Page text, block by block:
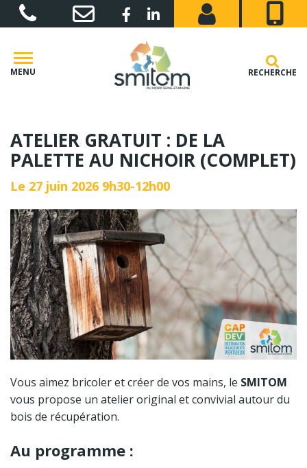
Gestion des traceurs
Lien vers le compte Facebook
Lien vers le compte Linkedin
MENU RECHERCHE
ATELIER GRATUIT : DE LA
PALETTE AU NICHOIR (COMPLET)
Le 27 juin 2026 9h30-12h00
Vous aimez bricoler et créer de vos mains, le SMITOM
vous propose un atelier original et convivial autour du
bois de récupération.
Au programme :